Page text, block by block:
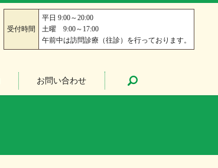
受付時間
平日 9:00～20:00
土曜 9:00～17:00
午前中は訪問診療（往診）を行っております。
お問い合わせ